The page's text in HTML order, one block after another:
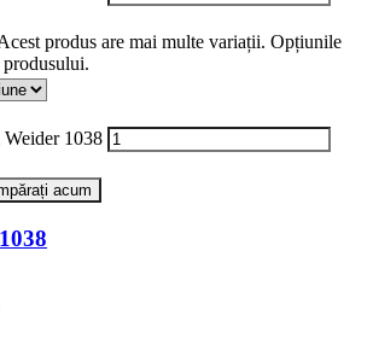
produs are mai multe variații. Opțiunile
1038
acum